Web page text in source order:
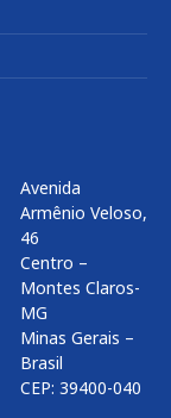
Avenida
Armênio Veloso,
46
Centro –
Montes Claros-
MG
Minas Gerais –
Brasil
CEP: 39400-040